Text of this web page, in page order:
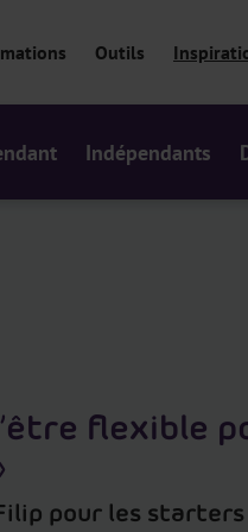
Outils
Indépendants
flexible
pour les starters